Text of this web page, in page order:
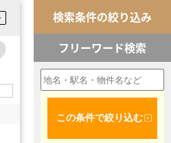
検索条件の絞り込み
フリーワード検索
この条件で絞り込む